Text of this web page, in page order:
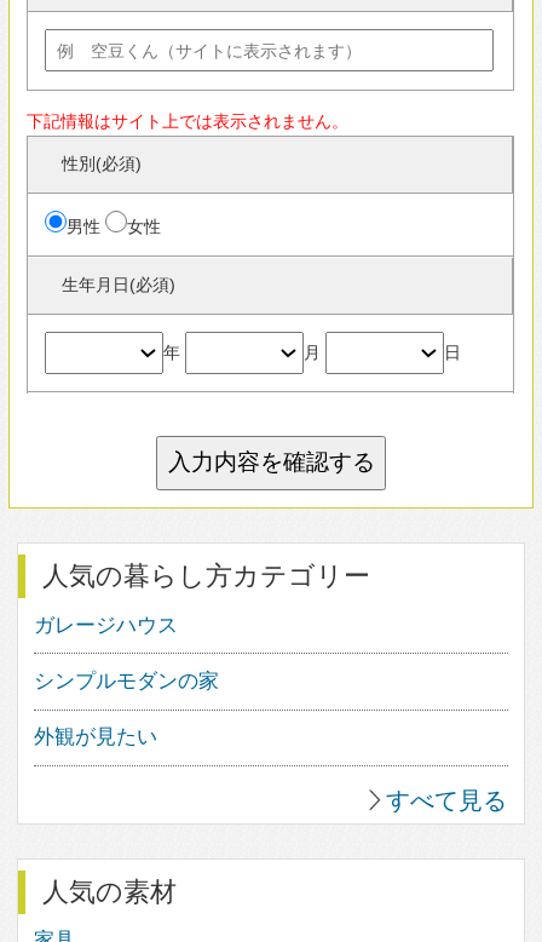
人気の暮らし方カテゴリー
シンプルモダンの家
外観が見たい
人気の素材
家具
すべて見る
人気の住宅デザイン
1
2